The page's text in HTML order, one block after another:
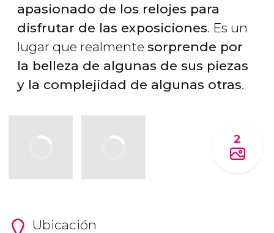
apasionado de los relojes para
disfrutar de las exposiciones. Es un
lugar que realmente sorprende por
la belleza de algunas de sus piezas
y la complejidad de algunas otras.
2
Ubicación